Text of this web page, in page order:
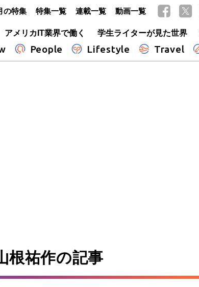
アメリカIT業界で働く
学生ライターが見た世界
People Lifestyle Travel
の特集 特集一覧 連載一覧 動画一覧
根祐作の記事